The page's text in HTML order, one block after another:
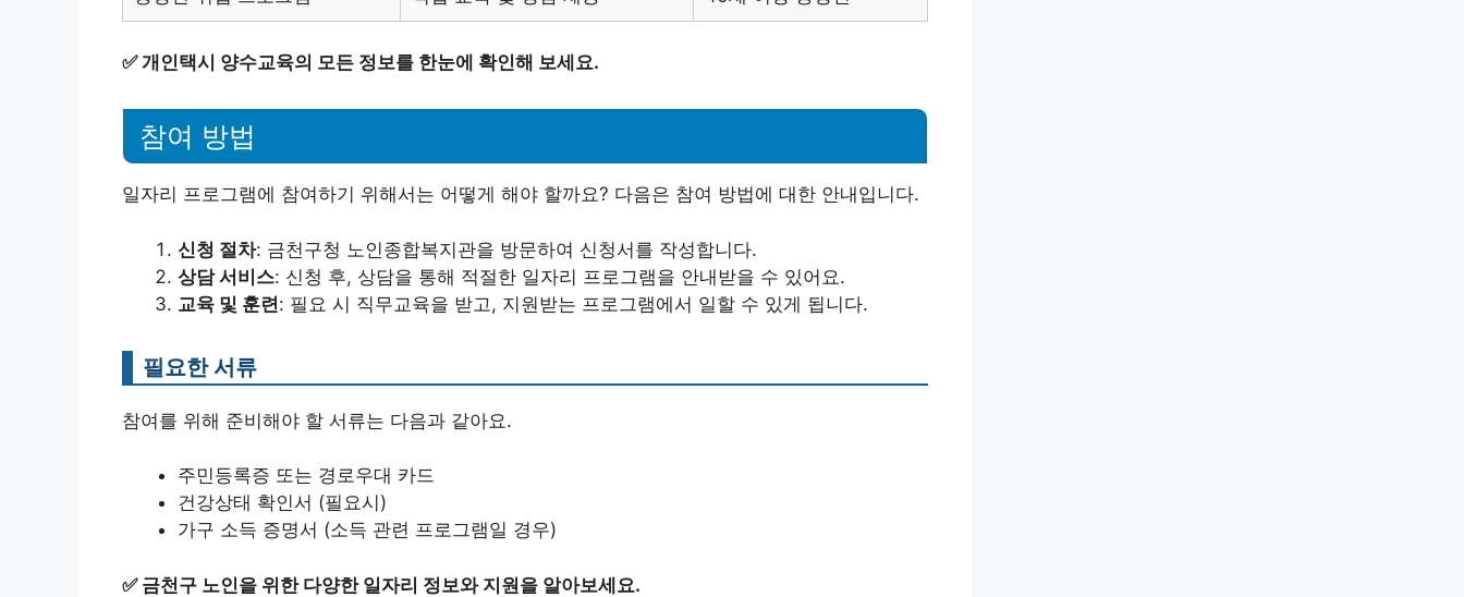
✅개인택시 양수교육의 모든 정보를 한눈에 확인해 보세요.
참여 방법
일자리 프로그램에 참여하기 위해서는 어떻게 해야 할까요? 다음은 참여 방법에 대한 안내입니다.
신청 절차: 금천구청 노인종합복지관을 방문하여 신청서를 작성합니다.
상담 서비스: 신청 후, 상담을 통해 적절한 일자리 프로그램을 안내받을 수 있어요.
교육 및 훈련: 필요 시 직무교육을 받고, 지원받는 프로그램에서 일할 수 있게 됩니다.
필요한 서류
참여를 위해 준비해야 할 서류는 다음과 같아요.
주민등록증 또는 경로우대 카드
건강상태 확인서 (필요시)
가구 소득 증명서 (소득 관련 프로그램일 경우)
✅ 금천구 노인을 위한 다양한 일자리 정보와 지원을 알아보세요.